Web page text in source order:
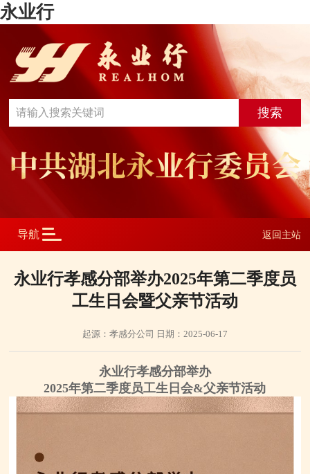
永业行
返回主站
永业行孝感分部举办2025年第二季度员
工生日会暨父亲节活动
起源：孝感分公司 日期：2025-06-17
永业行孝感分部举办
2025年第二季度员工生日会&父亲节活动